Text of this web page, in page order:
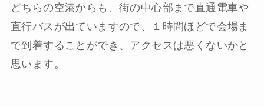
どちらの空港からも、街の中心部まで直通電車や
直行バスが出ていますので、１時間ほどで会場ま
で到着することができ、アクセスは悪くないかと
思います。